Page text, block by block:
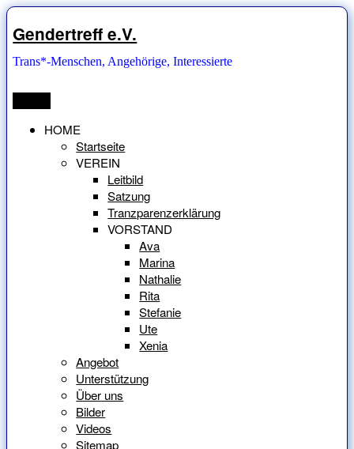
Zum
Inhalt
springen
Gendertreff e.V.
Trans*-Menschen, Angehörige, Interessierte
HOME
Startseite
VEREIN
Leitbild
Satzung
Tranzparenzerklärung
VORSTAND
Ava
Marina
Nathalie
Rita
Stefanie
Ute
Xenia
Angebot
Unterstützung
Über uns
Bilder
Videos
Sitemap